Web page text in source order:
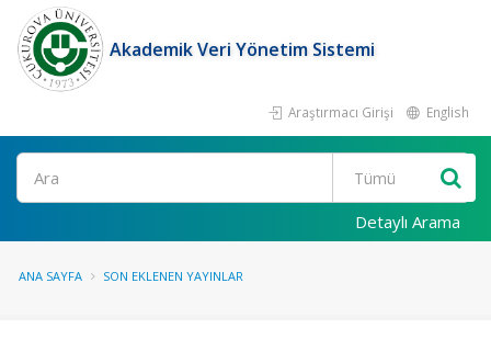
Akademik Veri Yönetim Sistemi
Araştırmacı Girişi English
Ara
Detaylı Arama
ANA SAYFA SON EKLENEN YAYINLAR